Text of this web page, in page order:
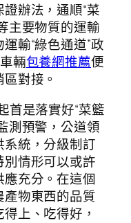
辦法，通順“菜
主要物質的運輸
輸“綠色通道”政
輛包養網推薦便
對接。
首是落實好“菜籃
測預警，公道領
統，分級制訂
情形可以或許
充分。在這個
物東西的品質
上、吃得好，